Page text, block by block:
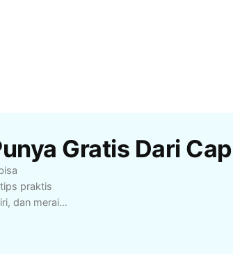
praktis
dan meraih